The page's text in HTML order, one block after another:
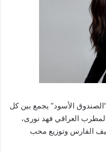
الأسود” يجمع بين كل
العراقي فهد نورى،
الفارس وتوزيع محب